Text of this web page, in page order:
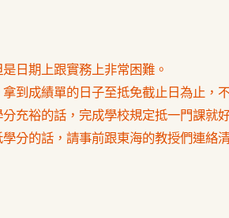
日期上跟實務上非常困難。
到成績單的日子至抵免截止日為止，
充裕的話，完成學校規定抵一門課就
分的話，請事前跟東海的教授們連絡